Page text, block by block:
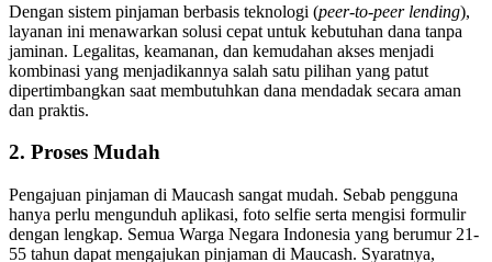
Dengan sistem pinjaman berbasis teknologi (peer-to-peer lending),
layanan ini menawarkan solusi cepat untuk kebutuhan dana tanpa
jaminan. Legalitas, keamanan, dan kemudahan akses menjadi
kombinasi yang menjadikannya salah satu pilihan yang patut
dipertimbangkan saat membutuhkan dana mendadak secara aman
dan praktis.
2. Proses Mudah
Pengajuan pinjaman di Maucash sangat mudah. Sebab pengguna
hanya perlu mengunduh aplikasi, foto selfie serta mengisi formulir
dengan lengkap. Semua Warga Negara Indonesia yang berumur 21-
55 tahun dapat mengajukan pinjaman di Maucash. Syaratnya,